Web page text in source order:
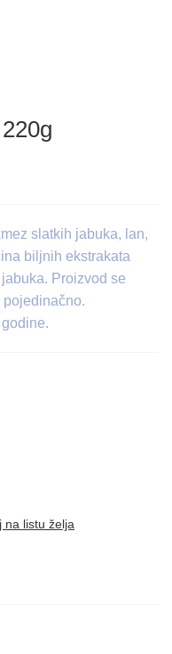
slatkih jabuka, lan,
biljnih ekstrakata
Proizvod se
na listu želja